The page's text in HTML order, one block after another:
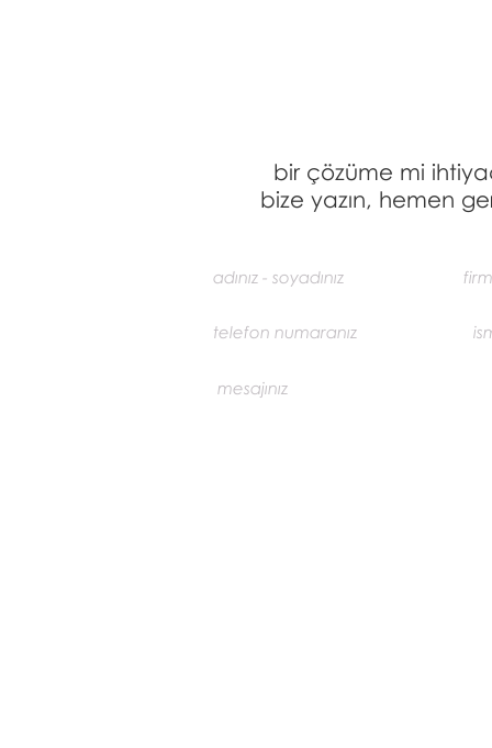
bir çözüme mi
bize yazın, hemen